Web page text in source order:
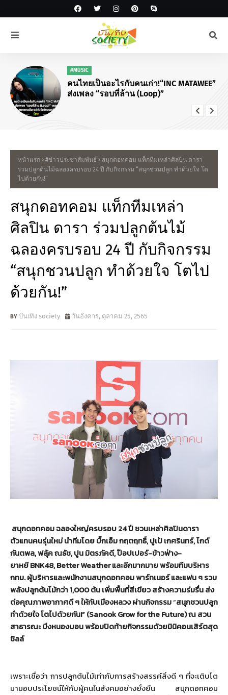
#MUSIC
คนไทยเป็นอะไรกับคนเก่า!“INC MATAWEE”
ส่งเพลง “รอบที่ล้าน (Loop)”
หน้าแรก #ข่าวประชาสัมพันธ์
สนุกดอทคอม แท็กทีมเหล่าศิลปิน ดารา
ร่วมปลูกต้นไม้ฉลองครบรอบ 24 ปี กับกิจกรรม “สนุกชวนปลูก ทำด้วยใจ โต
ไปด้วยกัน!”
สนุกดอทคอม แท็กทีมเหล่า
ศิลปิน ดารา ร่วมปลูกต้นไม้
ฉลองครบรอบ 24 ปี กับกิจกรรม
“สนุกชวนปลูก ทำด้วยใจ โตไป
ด้วยกัน!”
บันเทิง society วันอังคาร, ตุลาคม 25, 2565
สนุกดอทคอม ฉลองใหญ่ครบรอบ24ปี ชวนเหล่าศิลปินดารา
ตัวแทนคนรุ่นใหม่ นำทีมโดย บิ๊กเอ็ม กฤตฤทธิ์,ปูเป้ เกศรินทร์,ไกด์
กันตพล,ฟลุ้ค ณธัช,ปูน มิตรภัคดี,ป๊อปเปอร์-ข้าวฟ่าง-
ยาหยีBNK48, Better Weatherและอีกมากมาย พร้อมทีมบริหาร
กทม. ผู้บริหารและพนักงานสนุกดอทคอม พาร์ทเนอร์ และแฟน ๆ รวม
พลังปลูกต้นไม้กว่า1,000ต้นเพิ่มพื้นที่สีเขียว สร้างความร่มรื่น ส่ง
ต่อคุณภาพอากาศดี ๆ ให้กับเมืองหลวง ผ่านกิจกรรม“สนุกชวนปลูก
ทำด้วยใจ โตไปด้วยกัน!”(SanookGrowfortheFuture) ณ สวน
สาธารณะ บึงหนองบอน พร้อมปิดท้ายกิจกรรมด้วยมินิคอนเสิร์ตสุด
ชิลล์
เพราะเชื่อว่า การปลูกต้นไม้เท่ากับการสร้างสรรค์สิ่งดี ๆ ที่จะเติบโต
มามอบประโยชน์ให้กับผู้คนในสังคมอย่างยั่งยืน สนุกดอทคอม